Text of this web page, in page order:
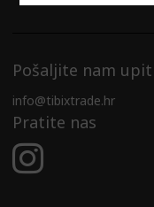
Pošaljite nam upit
info@tibixtrade.hr
Pratite nas